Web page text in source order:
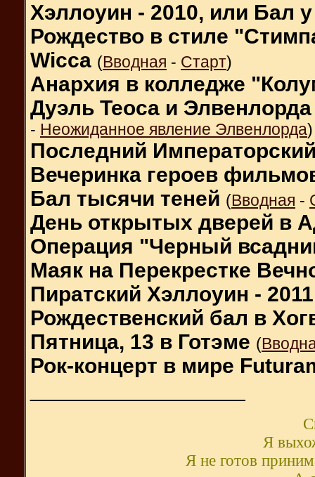
Хэллоуин - 2010, или Бал
Рождество в стиле
Wicca (Вводная - Старт)
Анархия в колледже
Дуэль Теоса и
- Неожиданное явление Элвенлорда)
Последний
Вечеринка героев
Бал тысячи теней (Вводная -
День открытых дверей в
Операция "Черный
Маяк на Перекрестке
Пиратский Хэллоуин - 2011
Рождественский бал в
Пятница, 13 в Готэме (
Рок-концерт в мире
Я
Я не готов